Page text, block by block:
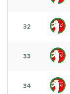
32
33
34